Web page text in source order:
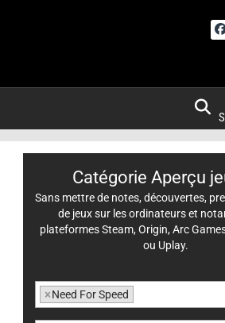
Catégorie Aperçu
Sans mettre de notes, découvertes,
de jeux sur les ordinateurs et
plateformes Steam, Origin, Arc
ou Uplay.
×Need For Speed